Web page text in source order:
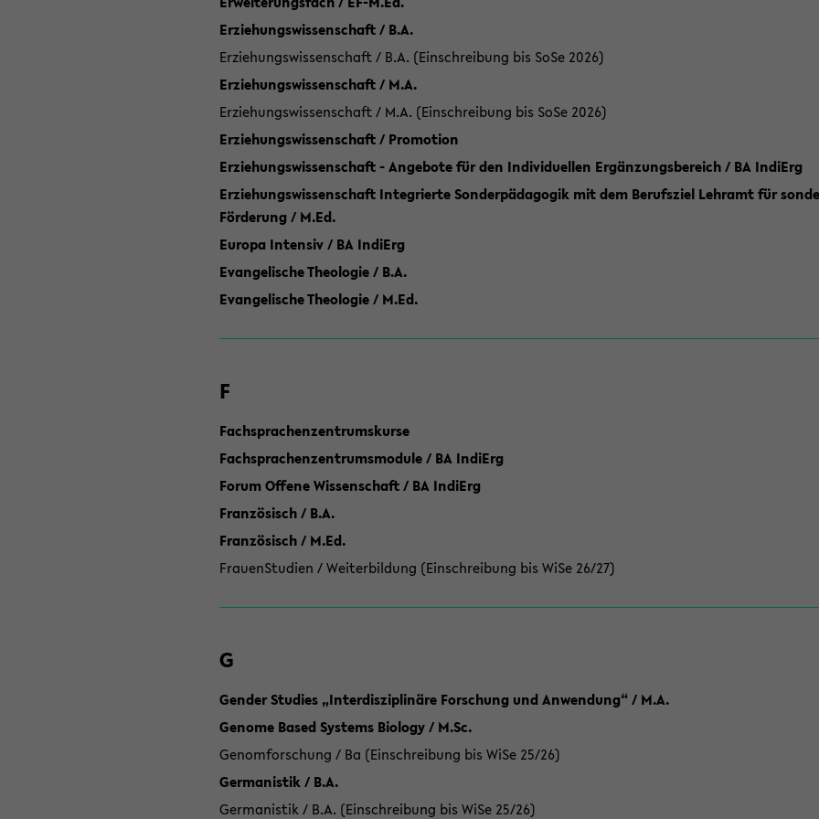
Erziehungswissenschaft / B.A.
Erziehungswissenschaft / B.A. (Einschreibung bis SoSe 2026)
Erziehungswissenschaft / M.A.
Erziehungswissenschaft / M.A. (Einschreibung bis SoSe 2026)
Erziehungswissenschaft / Promotion
Erziehungswissenschaft - Angebote für den Individuellen Ergänzungsbereich / BA IndiErg
Erziehungswissenschaft Integrierte Sonderpädagogik mit dem Berufsziel Lehramt für
Förderung / M.Ed.
Europa Intensiv / BA IndiErg
Evangelische Theologie / B.A.
Evangelische Theologie / M.Ed.
F
Fachsprachenzentrumskurse
Fachsprachenzentrumsmodule / BA IndiErg
Forum Offene Wissenschaft / BA IndiErg
Französisch / B.A.
Französisch / M.Ed.
FrauenStudien / Weiterbildung (Einschreibung bis WiSe 26/27)
G
Gender Studies „Interdisziplinäre Forschung und Anwendung“ / M.A.
Genome Based Systems Biology / M.Sc.
Genomforschung / Ba (Einschreibung bis WiSe 25/26)
Germanistik / B.A.
Germanistik / B.A. (Einschreibung bis WiSe 25/26)